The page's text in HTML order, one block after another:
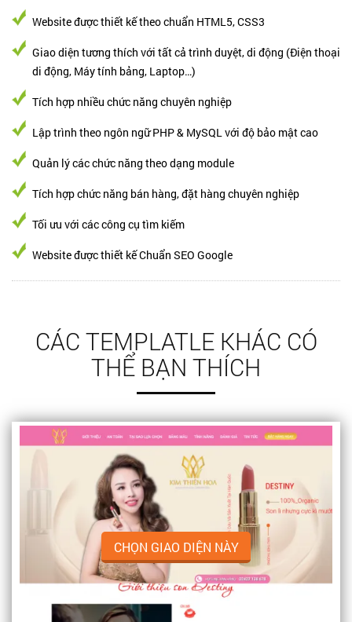
Website được thiết kế theo chuẩn HTML5, CSS3
Giao diện tương thích với tất cả trình duyệt, di động (Điện thoại
di động, Máy tính bảng, Laptop…)
Tích hợp nhiều chức năng chuyên nghiệp
Lập trình theo ngôn ngữ PHP & MySQL với độ bảo mật cao
Quản lý các chức năng theo dạng module
Tích hợp chức năng bán hàng, đặt hàng chuyên nghiệp
Tối ưu với các công cụ tìm kiếm
Website được thiết kế Chuẩn SEO Google
CÁC TEMPLATLE KHÁC CÓ
THỂ BẠN THÍCH
CHỌN GIAO DIỆN NÀY